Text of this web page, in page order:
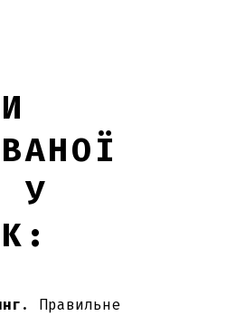
У
. Правильне